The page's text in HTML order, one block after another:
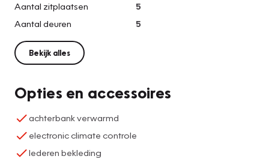
Aantal zitplaatsen
5
Aantal deuren
5
Bekijk alles
Opties en accessoires
achterbank verwarmd
electronic climate controle
lederen bekleding